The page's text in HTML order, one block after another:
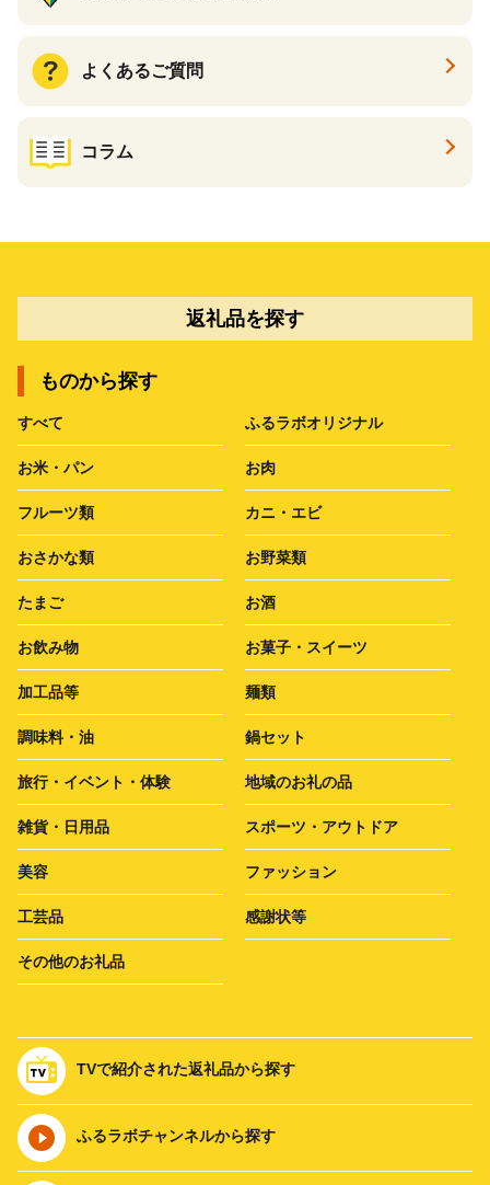
よくあるご質問
コラム
返礼品を探す
ものから探す
すべて ふるラボオリジナル
お米・パン お肉
フルーツ類 カニ・エビ
おさかな類 お野菜類
たまご お酒
お飲み物 お菓子・スイーツ
加工品等 麺類
調味料・油 鍋セット
旅行・イベント・体験 地域のお礼の品
雑貨・日用品 スポーツ・アウトドア
美容 ファッション
工芸品 感謝状等
その他のお礼品
TVで紹介された返礼品から探す
ふるラボチャンネルから探す